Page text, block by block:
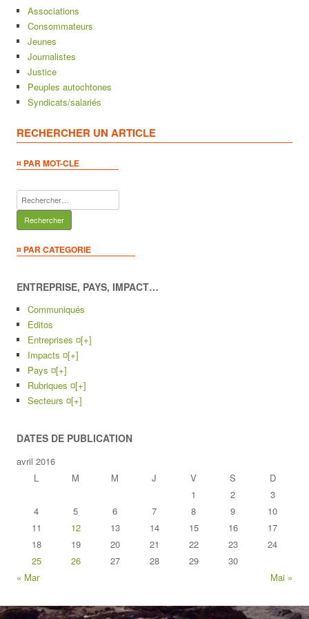
Associations
Consommateurs
Jeunes
Journalistes
Justice
Peuples autochtones
Syndicats/salariés
RECHERCHER UN ARTICLE
¤ PAR MOT-CLE
Rechercher :
¤ PAR CATEGORIE
ENTREPRISE, PAYS, IMPACT…
Communiqués
Editos
Entreprises ¤[+]
Impacts ¤[+]
Pays ¤[+]
Rubriques ¤[+]
Secteurs ¤[+]
DATES DE PUBLICATION
avril 2016
L
M M J V S
D
1
2
3
4
5 6 7 8 9
10
11
12 13 14 15 16
17
18
19 20 21 22 23
24
25
26 27 28 29
30
« Mar
Mai »